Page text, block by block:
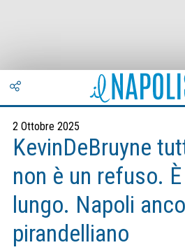
2 Ottobre 2025
KevinDeBruyne
non è un refuso.
lungo. Napoli
pirandelliano